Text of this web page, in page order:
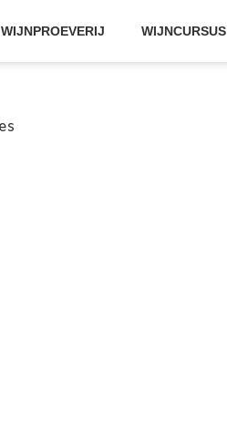
WIJNPROEVERIJ WIJNCURSUS